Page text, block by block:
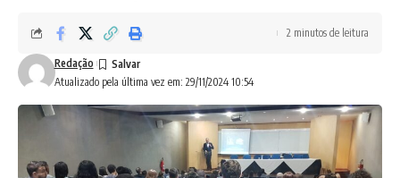
Atualizado pela última vez em: 29/11/2024 10:54
Redação
2 minutos de leitura